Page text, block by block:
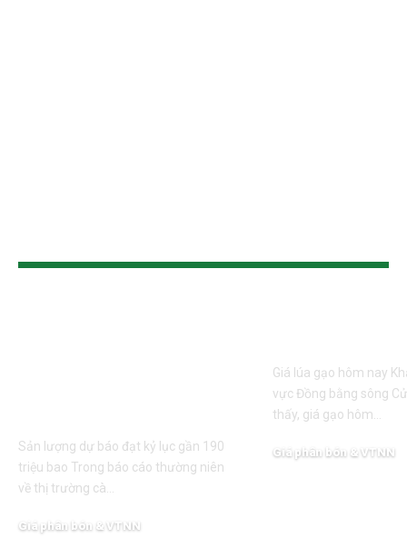
Sản lượng dự báo đạt kỷ lục gần 190
triệu bao Trong báo cáo thường niên
về thị trường cà…
Giá phân bón & VTNN
Giá lúa gạo hôm nay
vực Đồng bằng sông
thấy, giá gạo hôm…
Giá phân bón & VTNN